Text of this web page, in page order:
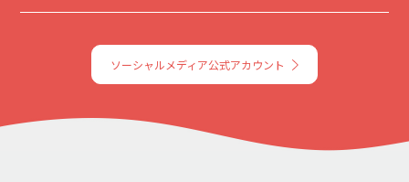
ソーシャルメディア公式アカウント